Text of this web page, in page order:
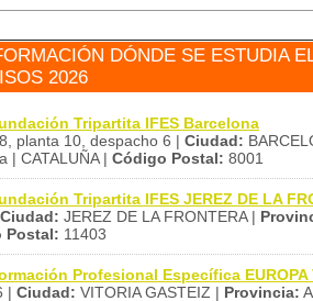
DÓNDE SE ESTUDIA
2026
Tripartita IFES Barcelona
planta 10, despacho 6 | Ciudad:
| CATALUÑA | Código Postal: 8001
Tripartita IFES JEREZ DE LA
Ciudad: JEREZ DE LA FRONTERA |
Postal: 11403
Profesional Específica EUROPA
| Ciudad: VITORIA GASTEIZ | Provincia: